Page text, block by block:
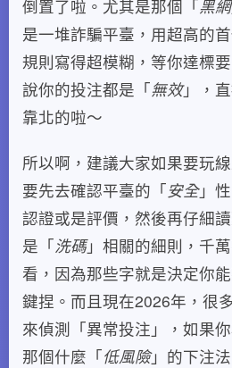
倒置了啦。尤其是那個「黑網
是一堆詐騙平臺，用超高的
規則寫得超模糊，等你達標
說你的投注都是「無效」，
靠北的啦～
所以啊，建議大家如果要玩
要先去確認平臺的「安全」
認證或是評價，然後再仔細
是「洗碼」相關的細則，千
看，因為那些字就是決定你
鍵捏。而且現在2026年，很
來偵測「異常投注」，如果
那個什麼「低風險」的下注